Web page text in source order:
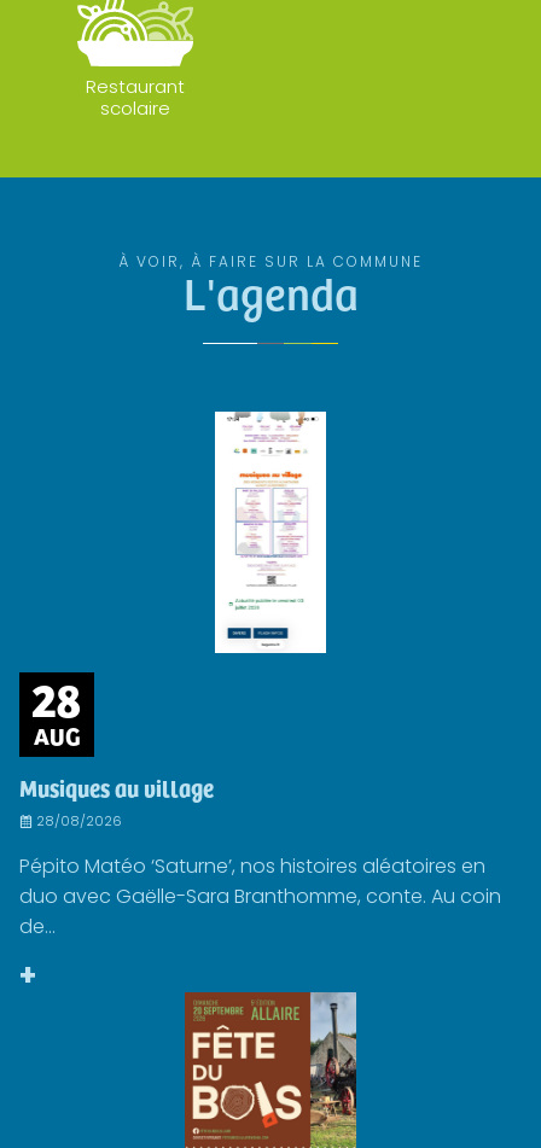
Restaurant
scolaire
À VOIR, À FAIRE SUR LA COMMUNE
L'agenda
28
AUG
Musiques au village
28/08/2026
Pépito Matéo ‘Saturne’, nos histoires aléatoires en
duo avec Gaëlle-Sara Branthomme, conte. Au coin
de...
+